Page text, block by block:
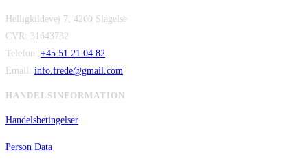
var:
er:
Helligkildevej 7, 4200 Slagelse
CVR: 31643732
Telefon: +45 51 21 04 82
Email: info.frede@gmail.com
HANDELSINFORMATION
Handelsbetingelser
Person Data